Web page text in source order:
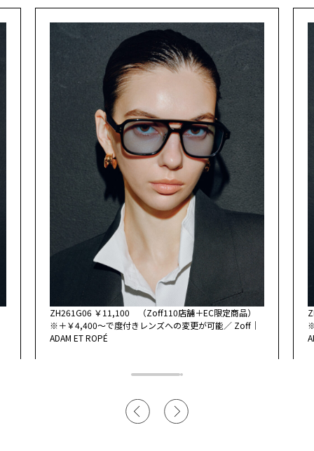
ZH261G06 ￥11,100 （Zoff110店舗＋EC限定商品）
※＋￥4,400～で度付きレンズへの変更が可能／ Zoff｜
ADAM ET ROPÉ